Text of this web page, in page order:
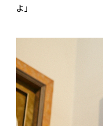
よ」